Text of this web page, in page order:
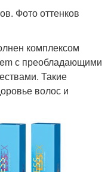
Фото оттенков
комплексом
с преобладающими
Такие
волос и